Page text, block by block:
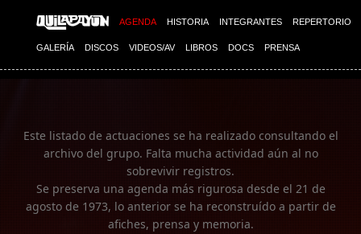
AGENDA HISTORIA INTEGRANTES REPERTORIO
GALERÍA DISCOS VIDEOS/AV LIBROS DOCS PRENSA
Imagen 01
Este listado de actuaciones se ha realizado consultando el
archivo del grupo. Falta mucha actividad aún al no
sobrevivir registros.
Se preserva una agenda más rigurosa desde el 21 de
agosto de 1973, lo anterior se ha reconstruído a partir de
afiches, prensa y memoria.